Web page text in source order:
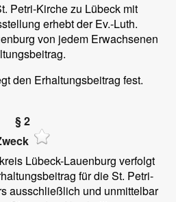
Petri-Kirche zu Lübeck mit
erhebt der Ev.-Luth.
von jedem Erwachsenen
den Erhaltungsbeitrag fest.
§ 2
Lübeck-Lauenburg verfolgt
für die St. Petri-
ausschließlich und unmittelbar